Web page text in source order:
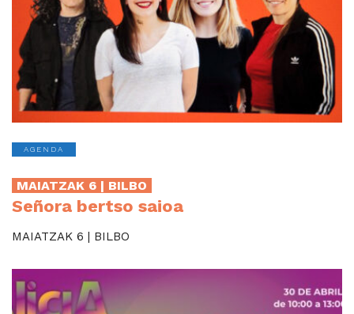
AGENDA
MAIATZAK 6 | BILBO
Señora bertso saioa
MAIATZAK 6 | BILBO